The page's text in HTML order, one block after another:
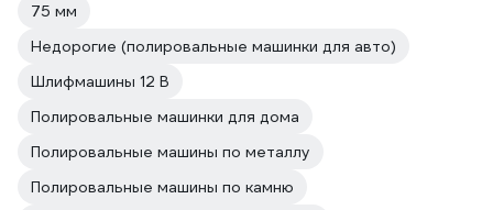
75 мм
Недорогие (полировальные машинки для авто)
Шлифмашины 12 В
Полировальные машинки для дома
Полировальные машины по металлу
Полировальные машины по камню